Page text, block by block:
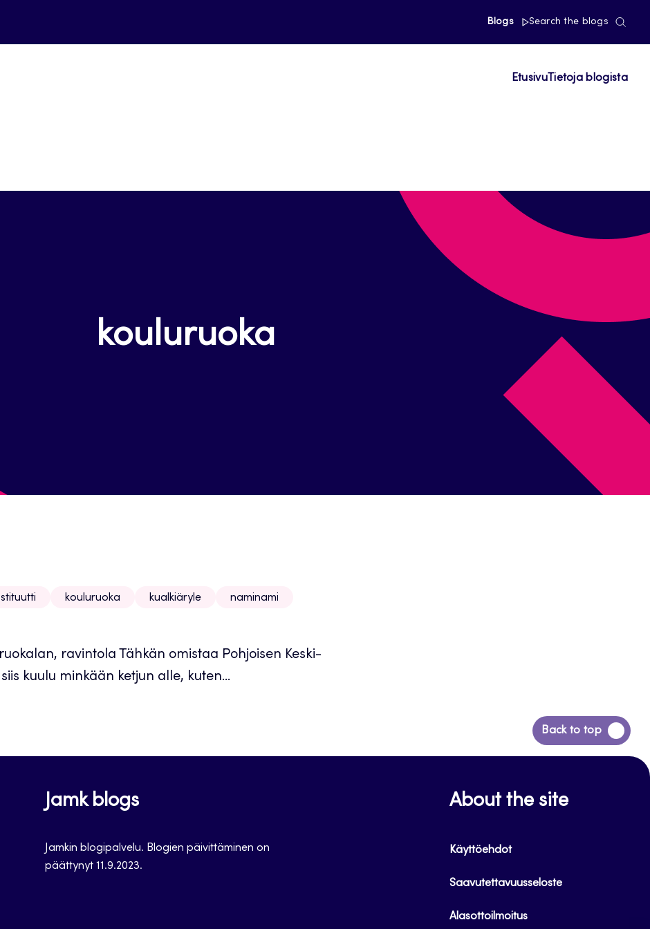
Blogs Search the blogs
EtusivuTietoja blogista
kouluruoka
kouluruoka kualkiäryle
naminami
ravintola Tähkän omistaa Pohjoisen Keski-
kuulu minkään ketjun alle, kuten...
Back to top
Siirry
takaisin
Jamk blogs
Jamkin blogipalvelu. Blogien päivittäminen on
päättynyt 11.9.2023.
About the site
Käyttöehdot
Saavutettavuusseloste
Alasottoilmoitus